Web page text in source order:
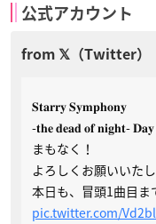
公式アカウント
𝐒𝐭𝐚𝐫𝐫𝐲 𝐒𝐲𝐦𝐩𝐡𝐨𝐧𝐲
-𝐭𝐡𝐞 𝐝𝐞𝐚𝐝 𝐨𝐟 𝐧𝐢𝐠𝐡𝐭-
まもなく！
よろしくお願いいたし
本日も、冒頭1曲目ま
pic.twitter.com/